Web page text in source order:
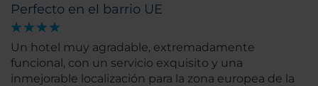
Perfecto en el barrio UE
Un hotel muy agradable, extremadamente
funcional, con un servicio exquisito y una
inmejorable localización para la zona europea de la